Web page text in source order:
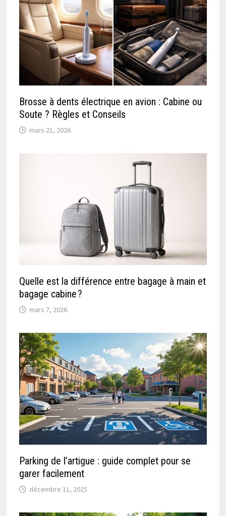
Brosse à dents électrique en avion : Cabine ou
Soute ? Règles et Conseils
mars 21, 2026
Quelle est la différence entre bagage à main et
bagage cabine ?
mars 7, 2026
Parking de l’artigue : guide complet pour se
garer facilement
décembre 11, 2025